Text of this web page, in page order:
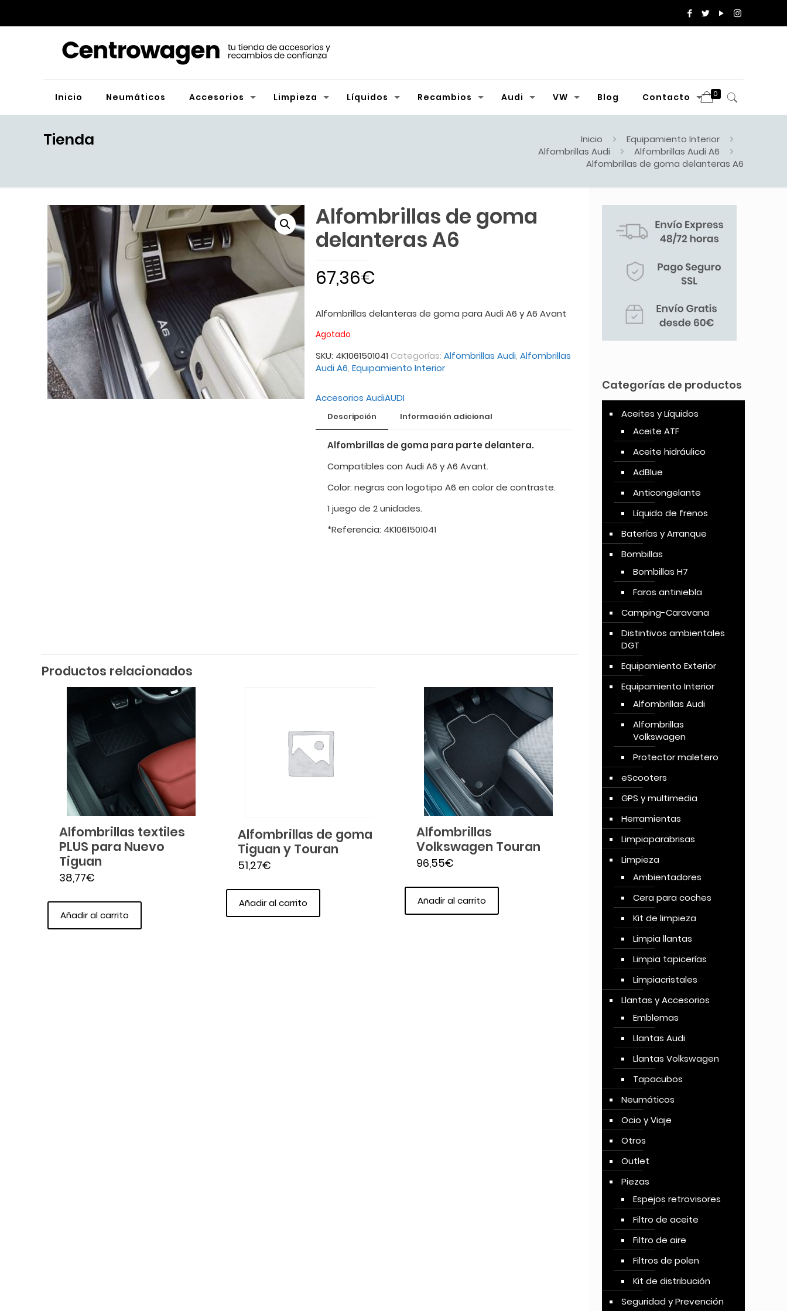
Inicio Neumáticos Accesorios Limpieza Líquidos Recambios Audi VW Blog Contacto 0
Tienda Inicio
Equipamiento Interior
Alfombrillas Audi
Alfombrillas Audi A6
Alfombrillas de goma delanteras A6
Alfombrillas de goma
delanteras A6
67,36€
Alfombrillas delanteras de goma para Audi A6 y A6 Avant
Agotado
SKU: 4K1061501041 Categorías: Alfombrillas Audi, Alfombrillas
Audi A6, Equipamiento Interior
Accesorios AudiAUDI
Descripción Información adicional
Alfombrillas de goma para parte delantera.
Compatibles con Audi A6 y A6 Avant.
Color: negras con logotipo A6 en color de contraste.
1 juego de 2 unidades.
*Referencia: 4K1061501041
Productos relacionados
Alfombrillas textiles
PLUS para Nuevo
Tiguan
38,77€
Añadir al carrito
Alfombrillas de goma
Tiguan y Touran
51,27€
Añadir al carrito
Alfombrillas
Volkswagen Touran
96,55€
Añadir al carrito
Categorías de productos
Aceites y Líquidos
Aceite ATF
Aceite hidráulico
AdBlue
Anticongelante
Líquido de frenos
Baterías y Arranque
Bombillas
Bombillas H7
Faros antiniebla
Camping-Caravana
Distintivos ambientales
DGT
Equipamiento Exterior
Equipamiento Interior
Alfombrillas Audi
Alfombrillas
Volkswagen
Protector maletero
eScooters
GPS y multimedia
Herramientas
Limpiaparabrisas
Limpieza
Ambientadores
Cera para coches
Kit de limpieza
Limpia llantas
Limpia tapicerías
Limpiacristales
Llantas y Accesorios
Emblemas
Llantas Audi
Llantas Volkswagen
Tapacubos
Neumáticos
Ocio y Viaje
Otros
Outlet
Piezas
Espejos retrovisores
Filtro de aceite
Filtro de aire
Filtros de polen
Kit de distribución
Seguridad y Prevención